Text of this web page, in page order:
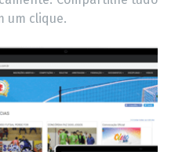
um clique.